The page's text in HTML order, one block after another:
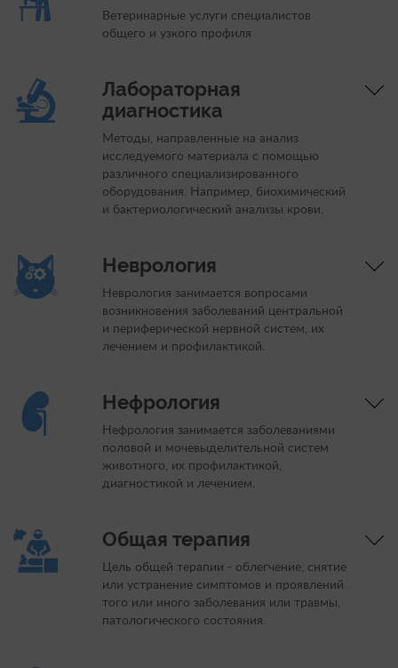
Ветеринарные услуги специалистов
общего и узкого профиля
Лабораторная
диагностика
Методы, направленные на анализ
исследуемого материала с помощью
различного специализированного
оборудования. Например, биохимический
и бактериологический анализы крови.
Неврология
Неврология занимается вопросами
возникновения заболеваний центральной
и периферической нервной систем, их
лечением и профилактикой.
Нефрология
Нефрология занимается заболеваниями
половой и мочевыделительной систем
животного, их профилактикой,
диагностикой и лечением.
Общая терапия
Цель общей терапии - облегчение, снятие
или устранение симптомов и проявлений
того или иного заболевания или травмы,
патологического состояния.